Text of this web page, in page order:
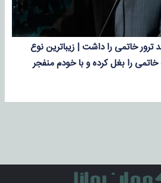
خاتمی را داشت | زیباترین نوع
را بغل کرده و با خودم منفجر